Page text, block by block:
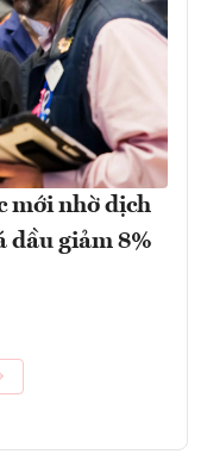
mới nhờ dịch
dầu giảm 8%